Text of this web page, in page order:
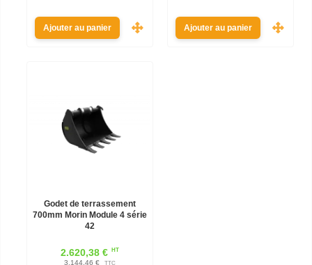
Ajouter au panier Ajouter au panier
Godet de terrassement
700mm Morin Module 4 série
42
2.620,38 € HT
3.144,46 € TTC